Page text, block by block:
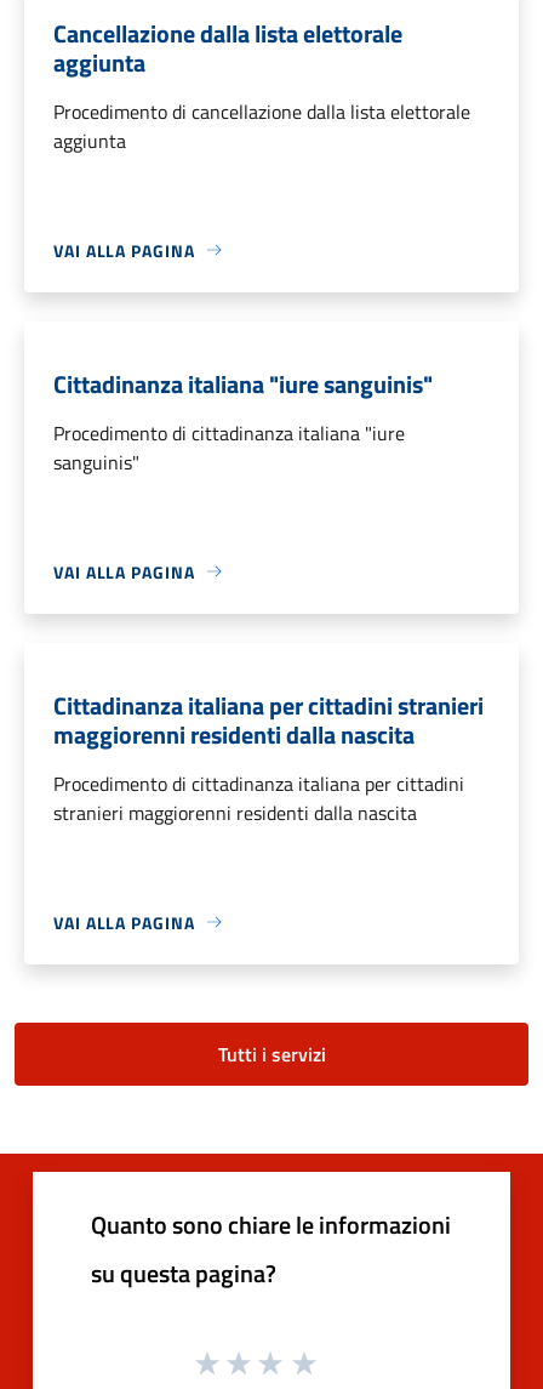
Cancellazione dalla lista elettorale
aggiunta
Procedimento di cancellazione dalla lista elettorale
aggiunta
VAI ALLA PAGINA
Cittadinanza italiana "iure sanguinis"
Procedimento di cittadinanza italiana "iure
sanguinis"
VAI ALLA PAGINA
Cittadinanza italiana per cittadini stranieri
maggiorenni residenti dalla nascita
Procedimento di cittadinanza italiana per cittadini
stranieri maggiorenni residenti dalla nascita
VAI ALLA PAGINA
Tutti i servizi
Quanto sono chiare le informazioni
su questa pagina?